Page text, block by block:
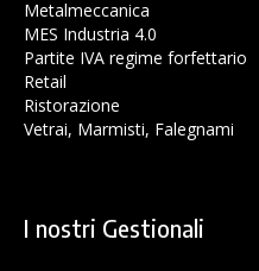
Metalmeccanica
MES Industria 4.0
Partite IVA regime forfettario
Retail
Ristorazione
Vetrai, Marmisti, Falegnami
I nostri Gestionali